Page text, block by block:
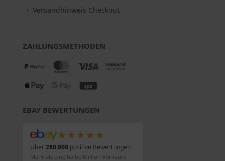
Versandhinweis Checkout
ZAHLUNGSMETHODEN
EBAY BEWERTUNGEN
★★★★★
Über280.000positive Bewertungen
Mehr als eine halbe Million Verkäufe